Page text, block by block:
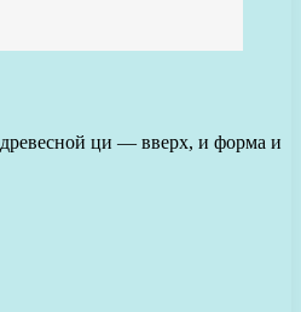
ци — вверх, и форма и